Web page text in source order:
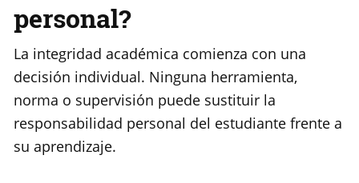
personal?
La integridad académica comienza con una
decisión individual. Ninguna herramienta,
norma o supervisión puede sustituir la
responsabilidad personal del estudiante frente a
su aprendizaje.